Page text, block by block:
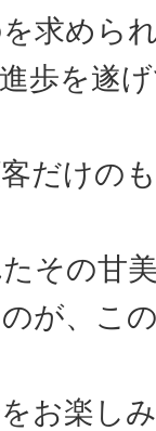
求めら
歩を遂
だけの
その甘
が、こ
お楽し